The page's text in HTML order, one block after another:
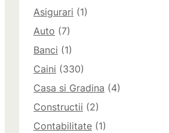
Asigurari (1)
Auto (7)
Banci (1)
Caini (330)
Casa si Gradina (4)
Constructii (2)
Contabilitate (1)